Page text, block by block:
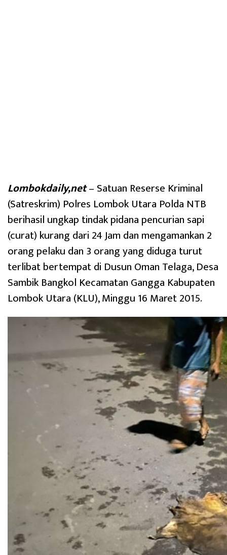
Lombokdaily,net– Satuan Reserse Kriminal
(Satreskrim) Polres Lombok Utara Polda NTB
berihasil ungkap tindak pidana pencurian sapi
(curat) kurang dari 24 Jam dan mengamankan 2
orang pelaku dan 3 orang yang diduga turut
terlibat bertempat di Dusun Oman Telaga, Desa
Sambik Bangkol Kecamatan Gangga Kabupaten
Lombok Utara (KLU), Minggu 16 Maret 2015.